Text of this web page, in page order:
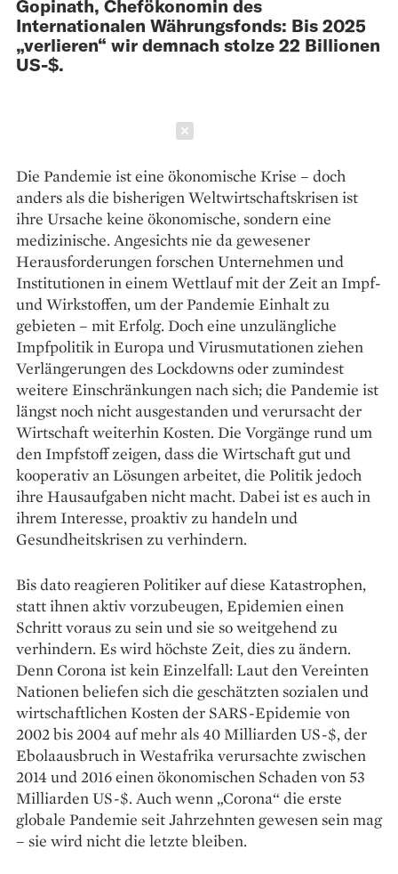
Gopinath, Chefökonomin des
Internationalen Währungsfonds: Bis 2025
„verlieren“ wir demnach stolze 22 Billionen
US-$.
Die Pandemie ist eine ökonomische Krise – doch
anders als die bisherigen Weltwirtschaftskrisen ist
ihre Ursache keine ökonomische, sondern eine
medizinische. Angesichts nie da gewesener
Herausforderungen forschen Unternehmen und
Institutionen in einem Wettlauf mit der Zeit an Impf-
und Wirkstoffen, um der Pandemie Einhalt zu
gebieten – mit Erfolg. Doch eine unzulängliche
Impfpolitik in Europa und Virusmutationen ziehen
Verlängerungen des Lockdowns oder zumindest
weitere Einschränkungen nach sich; die Pandemie ist
längst noch nicht ausgestanden und verursacht der
Wirtschaft weiterhin Kosten. Die Vorgänge rund um
den Impfstoff zeigen, dass die Wirtschaft gut und
kooperativ an Lösungen arbeitet, die Politik jedoch
ihre Hausaufgaben nicht macht. Dabei ist es auch in
ihrem Interesse, proaktiv zu handeln und
Gesundheitskrisen zu verhindern.
Bis dato reagieren Politiker auf diese Katastrophen,
statt ihnen aktiv vorzubeugen, Epidemien einen
Schritt voraus zu sein und sie so weitgehend zu
verhindern. Es wird höchste Zeit, dies zu ändern.
Denn Corona ist kein Einzelfall: Laut den Vereinten
Nationen beliefen sich die geschätzten sozialen und
wirtschaftlichen Kosten der SARS-Epidemie von
2002 bis 2004 auf mehr als 40 Milliarden US-$, der
Ebolaausbruch in Westafrika verursachte zwischen
2014 und 2016 einen ökonomischen Schaden von 53
Milliarden US-$. Auch wenn „Corona“ die erste
globale Pandemie seit Jahrzehnten gewesen sein mag
– sie wird nicht die letzte bleiben.